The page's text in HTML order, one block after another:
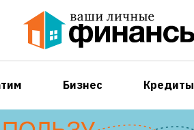
Бизнес Кредиты